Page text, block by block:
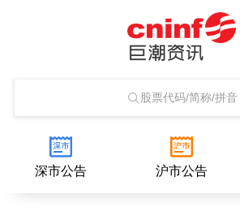
股票代码/简称/拼音
深市公告 沪市公告